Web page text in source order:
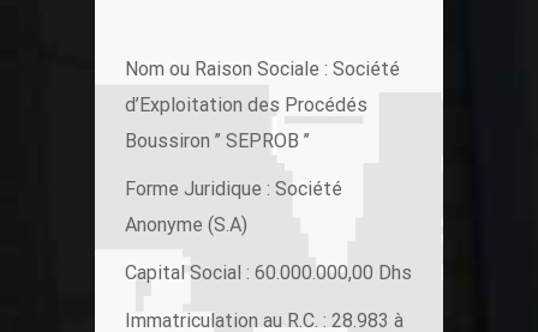
Nom ou Raison Sociale : Société
d’Exploitation des Procédés
Boussiron ’’ SEPROB ’’
Forme Juridique : Société
Anonyme (S.A)
Capital Social : 60.000.000,00 Dhs
Immatriculation au R.C. : 28.983 à